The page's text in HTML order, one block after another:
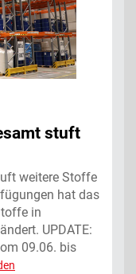
stuft
weitere Stoffe
hat das
in
UPDATE:
09.06. bis